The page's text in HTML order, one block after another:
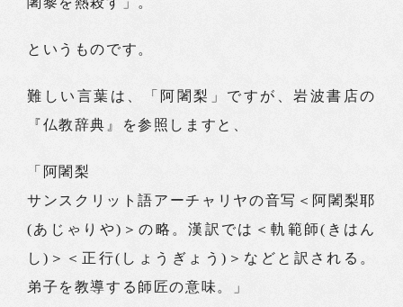
というものです。
難しい言葉は、「阿闍梨」ですが、岩波書店の
『仏教辞典』を参照しますと、
「阿闍梨
サンスクリット語アーチャリヤの音写＜阿闍梨耶
(あじゃりや)＞の略。漢訳では＜軌範師(きはん
し)＞＜正行(しょうぎょう)＞などと訳される。
弟子を教導する師匠の意味。」